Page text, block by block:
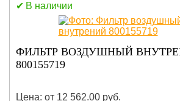
В наличии
ФИЛЬТР ВОЗДУШНЫЙ
800155719
Цена: от 12 562.00 руб.